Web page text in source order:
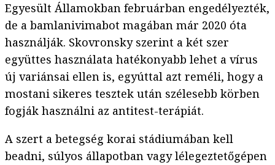
Egyesült Államokban februárban engedélyezték,
de a bamlanivimabot magában már 2020 óta
használják. Skovronsky szerint a két szer
együttes használata hatékonyabb lehet a vírus
új variánsai ellen is, egyúttal azt reméli, hogy a
mostani sikeres tesztek után szélesebb körben
fogják használni az antitest-terápiát.
A szert a betegség korai stádiumában kell
beadni, súlyos állapotban vagy lélegeztetőgépen